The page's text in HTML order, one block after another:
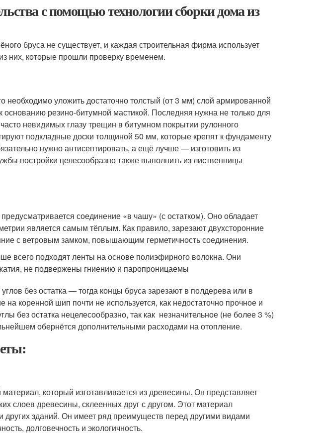
с помощью технологии сборки дома из
бруса не существует, и каждая строительная фирма использует
них, которые прошли проверку временем.
уложить достаточно толстый (от 3 мм) слой армированной
основанию резино-битумной мастикой. Последняя нужна не только для
невидимых глазу трещин в битумном покрытии рулонного
подкладные доски толщиной 50 мм, которые крепят к фундаменту
нужно антисептировать, а ещё лучше — изготовить из
постройки целесообразно также выполнить из лиственницы
соединение «в чашу» (с остатком). Оно обладает
является самым тёплым. Как правило, зарезают двухсторонние
с ветровым замком, повышающим герметичность соединения.
всего подходят ленты на основе полиэфирного волокна. Они
не подвержены гниению и паропроницаемы
без остатка — тогда концы бруса зарезают в полдерева или в
коренной шип почти не используется, как недостаточно прочное и
без остатка нецелесообразно, так как незначительное (не более 3 %)
обернётся дополнительными расходами на отопление.
который изготавливается из древесины. Он представляет
слоев древесины, склеенных друг с другом. Этот материал
других зданий. Он имеет ряд преимуществ перед другими видами
долговечность и экологичность.